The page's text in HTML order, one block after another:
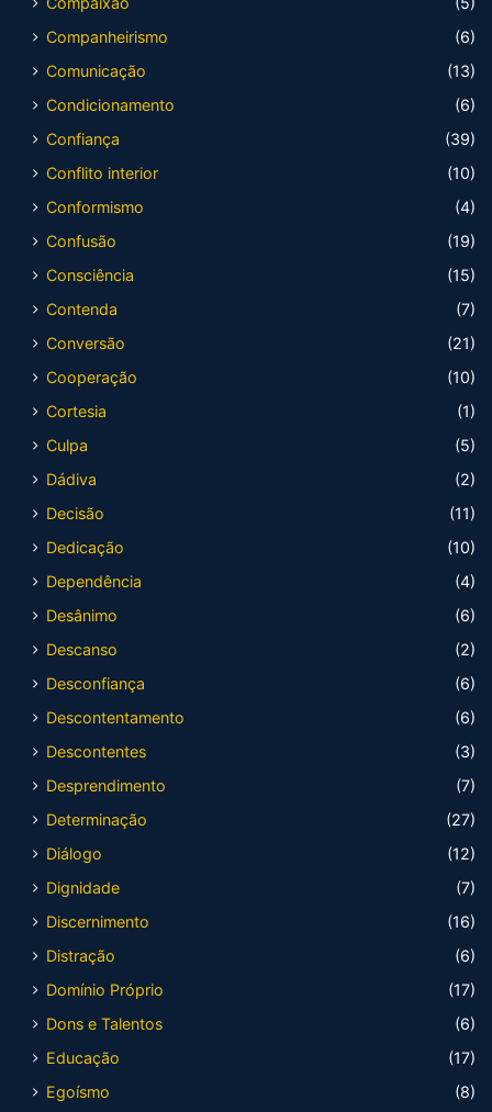
Companheirismo
(6)
Comunicação
(13)
Condicionamento
(6)
Confiança
(39)
Conflito interior
(10)
Conformismo
(4)
Confusão
(19)
Consciência
(15)
Contenda
(7)
Conversão
(21)
Cooperação
(10)
Cortesia
(1)
Culpa
(5)
Dádiva
(2)
Decisão
(11)
Dedicação
(10)
Dependência
(4)
Desânimo
(6)
Descanso
(2)
Desconfiança
(6)
Descontentamento
(6)
Descontentes
(3)
Desprendimento
(7)
Determinação
(27)
Diálogo
(12)
Dignidade
(7)
Discernimento
(16)
Distração
(6)
Domínio Próprio
(17)
Dons e Talentos
(6)
Educação
(17)
Egoísmo
(8)